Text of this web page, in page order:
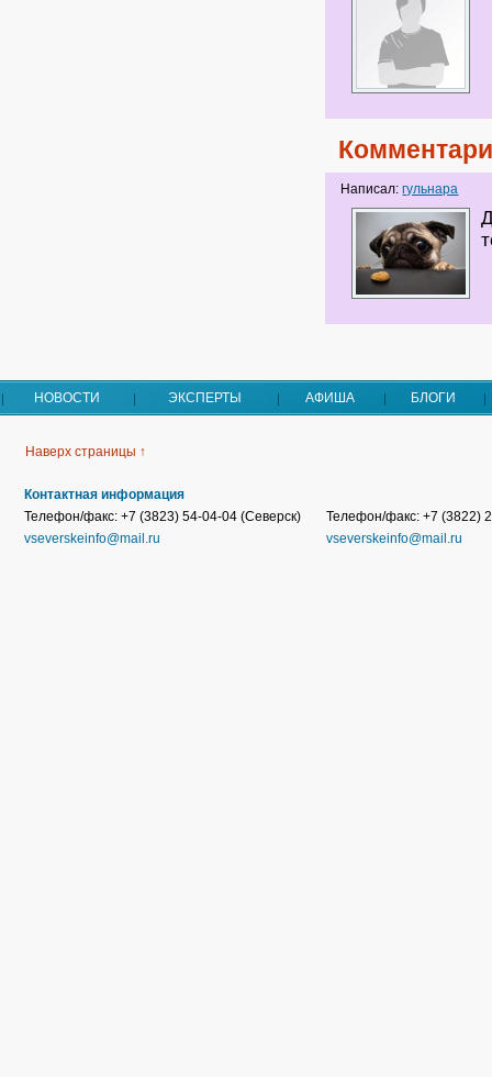
Написал:гульнара
НОВОСТИ ЭКСПЕРТЫ АФИША БЛОГИ
Наверх страницы ↑
Контактная информация
Телефон/факс: +7 (3823) 54-04-04 (Северск)
vseverskeinfo@mail.ru
Телефон/факс: +7 (3822)
vseverskeinfo@mail.ru